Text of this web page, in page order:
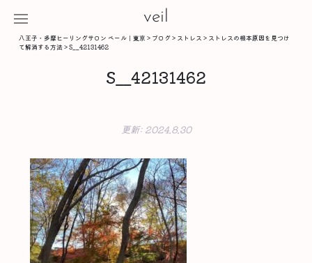
veil
八王子・多摩ヒーリングサロン ベール｜東京 > ブログ> ストレス > ストレスの根本原因を見つけ
て解消する方法>S__42131462
S__42131462
更新: 2024.8.30